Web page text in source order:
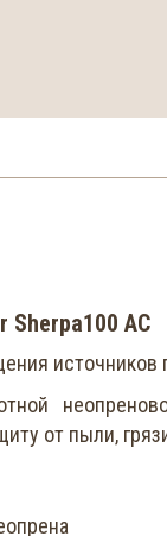
Sherpa100 AC
источников
от пыли,